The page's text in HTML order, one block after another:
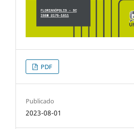
PDF
Publicado
2023-08-01